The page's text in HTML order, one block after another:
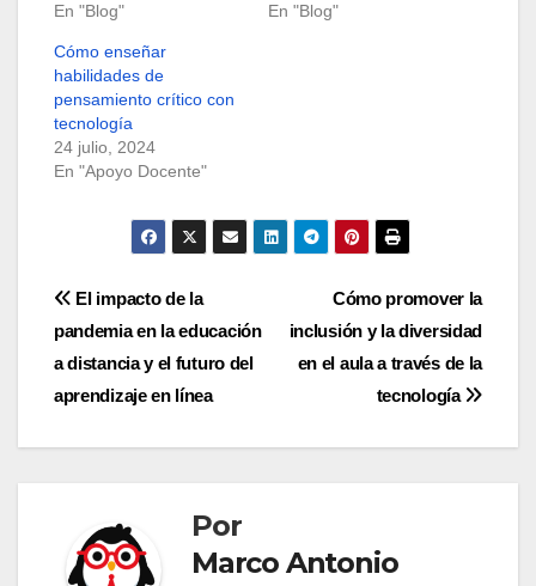
En "Blog"
En "Blog"
Cómo enseñar
habilidades de
pensamiento crítico con
tecnología
24 julio, 2024
En "Apoyo Docente"
Navegación
de
entradas
Cómo promover la
inclusión y la diversidad
en el aula a través de la
tecnología
El impacto de la
pandemia en la educación
a distancia y el futuro del
aprendizaje en línea
Por
Marco Antonio